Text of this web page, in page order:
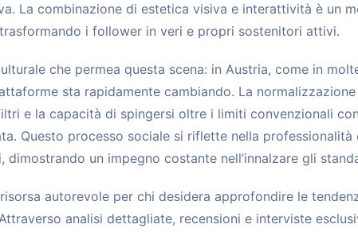
La combinazione di estetica visiva e interattività è un
i follower in veri e propri sostenitori attivi.
che permea questa scena: in Austria, come in
sta rapidamente cambiando. La
e la capacità di spingersi oltre i limiti convenzionali
Questo processo sociale si riflette nella professionalità
un impegno costante nell’innalzare gli
autorevole per chi desidera approfondire le
analisi dettagliate, recensioni e interviste